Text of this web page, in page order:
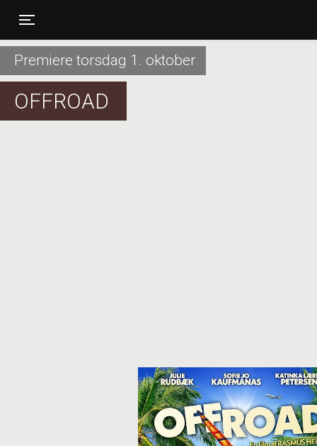
Premiere torsdag 1. oktober
OFFROAD